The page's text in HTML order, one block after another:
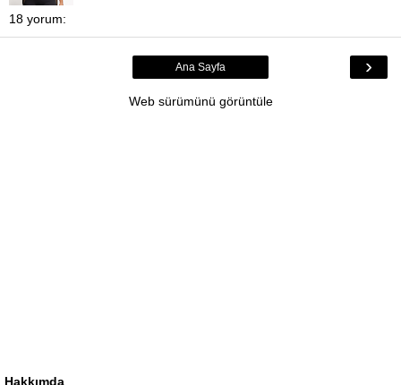
18 yorum:
›
Ana Sayfa
Web sürümünü görüntüle
Hakkımda